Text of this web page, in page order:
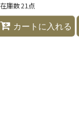
絞り込む
在庫数 21点
カートに入れる